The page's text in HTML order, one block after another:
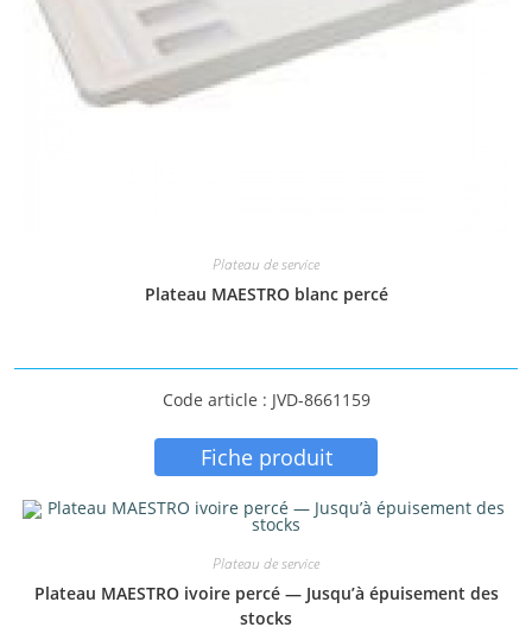
Plateau de service
Plateau MAESTRO blanc percé
Code article : JVD-8661159
Fiche produit
Plateau de service
Plateau MAESTRO ivoire percé — Jusqu’à épuisement des
stocks